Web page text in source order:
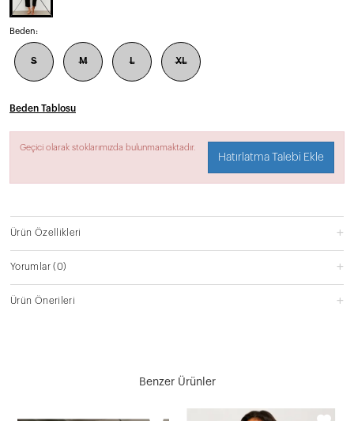
Beden:
S M L XL
Beden Tablosu
Geçici olarak stoklarımızda bulunmamaktadır.
Hatırlatma Talebi Ekle
Ürün Özellikleri
Yorumlar(0)
Ürün Önerileri
Benzer Ürünler